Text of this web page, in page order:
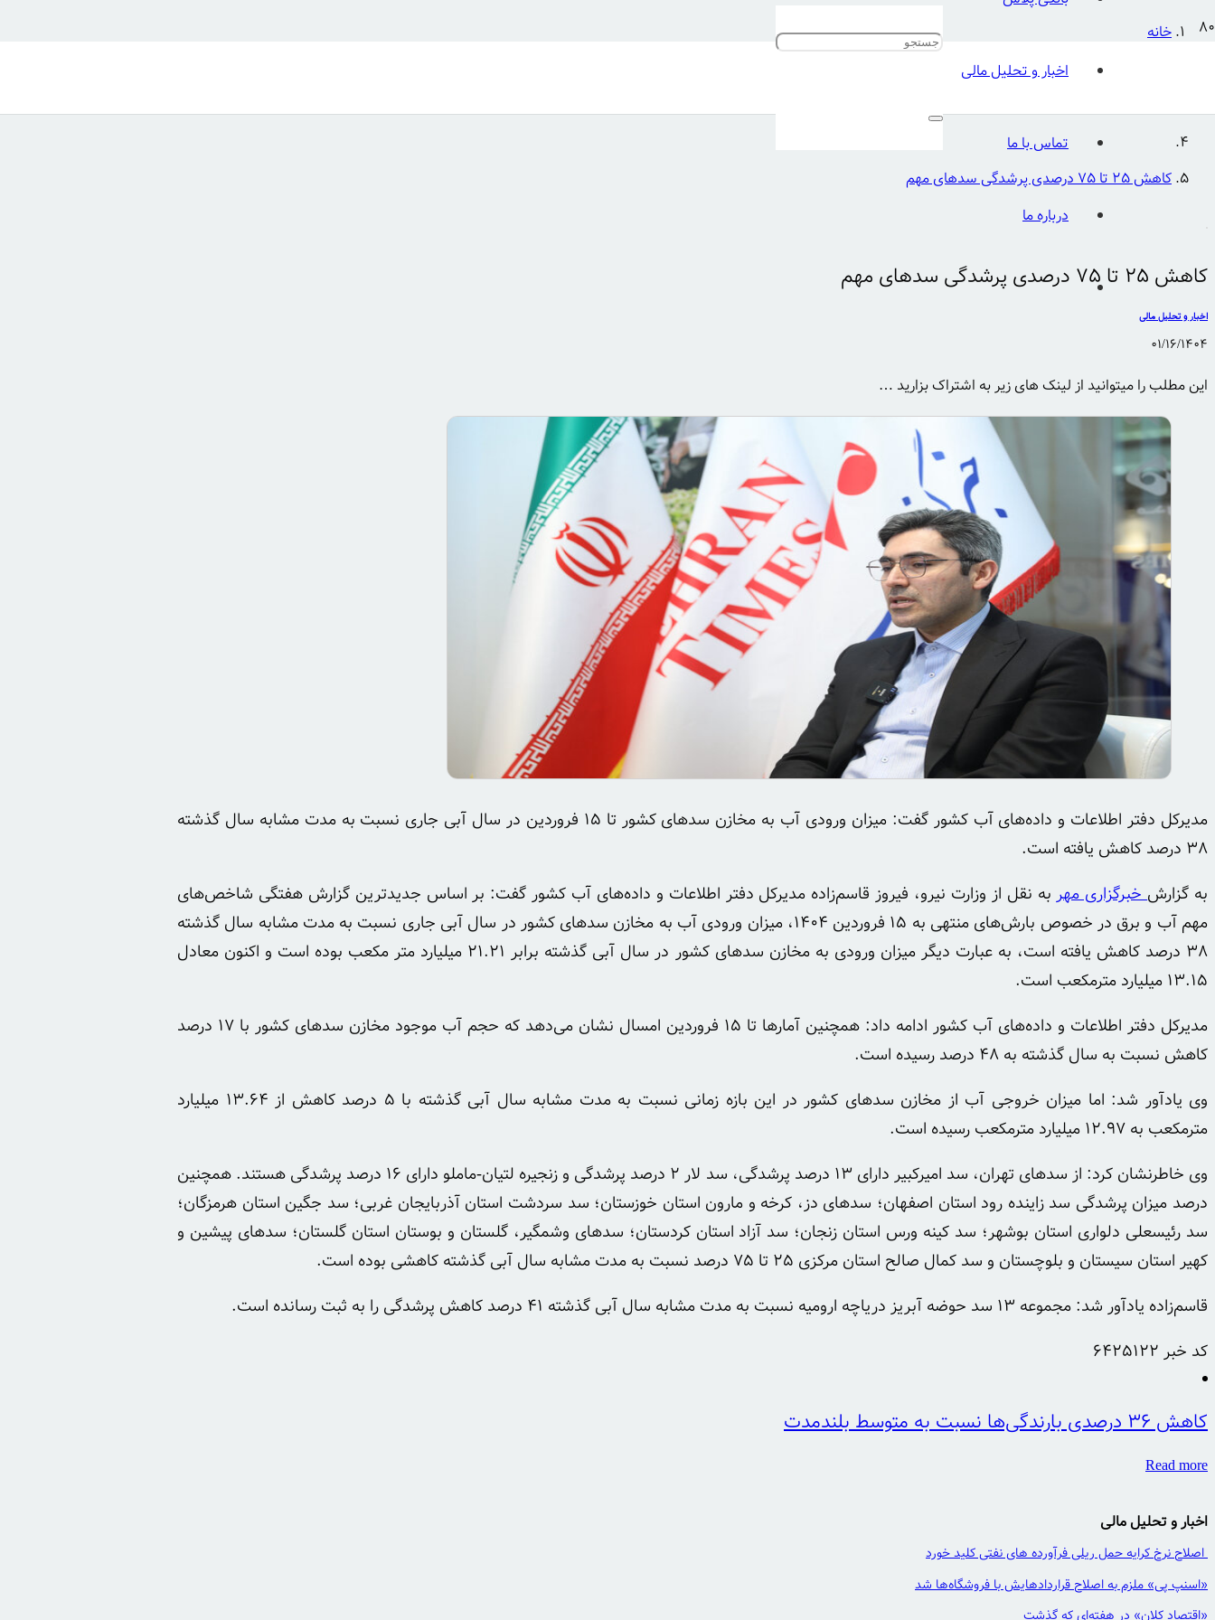
اخبار و تحلیل مالی
تماس با ما
درباره ما
خانه
کاهش ۲۵ تا ۷۵ درصدی پرشدگی سدهای مهم
کاهش ۲۵ تا ۷۵ درصدی پرشدگی سدهای مهم
اخبار و تحلیل مالی
01/16/1404
این مطلب را میتوانید از لینک های زیر به اشتراک بزارید …
مدیرکل دفتر اطلاعات و داده‌های آب کشور گفت: میزان ورودی آب به مخازن سدهای کشور تا ۱۵ فروردین در سال آبی جاری نسبت به مدت مشابه سال گذشته
۳۸ درصد کاهش یافته است.
به گزارشخبرگزاری مهربه نقل از وزارت نیرو، فیروز قاسم‌زاده مدیرکل دفتر اطلاعات و داده‌های آب کشور گفت: بر اساس جدیدترین گزارش هفتگی شاخص‌های
مهم آب و برق در خصوص بارش‌های منتهی به ۱۵ فروردین ۱۴۰۴، میزان ورودی آب به مخازن سدهای کشور در سال آبی جاری نسبت به مدت مشابه سال گذشته
۳۸ درصد کاهش یافته است، به عبارت دیگر میزان ورودی به مخازن سدهای کشور در سال آبی گذشته برابر ۲۱.۲۱ میلیارد متر مکعب بوده است و اکنون معادل
۱۳.۱۵ میلیارد مترمکعب است.
مدیرکل دفتر اطلاعات و داده‌های آب کشور ادامه داد: همچنین آمارها تا ۱۵ فروردین امسال نشان می‌دهد که حجم آب موجود مخازن سدهای کشور با ۱۷ درصد
کاهش نسبت به سال گذشته به ۴۸ درصد رسیده است.
وی یادآور شد: اما میزان خروجی آب از مخازن سدهای کشور در این بازه زمانی نسبت به مدت مشابه سال آبی گذشته با ۵ درصد کاهش از ۱۳.۶۴ میلیارد
مترمکعب به ۱۲.۹۷ میلیارد مترمکعب رسیده است.
وی خاطرنشان کرد: از سدهای تهران، سد امیرکبیر دارای ۱۳ درصد پرشدگی، سد لار ۲ درصد پرشدگی و زنجیره لتیان-ماملو دارای ۱۶ درصد پرشدگی هستند. همچنین
درصد میزان پرشدگی سد زاینده رود استان اصفهان؛ سدهای دز، کرخه و مارون استان خوزستان؛ سد سردشت استان آذربایجان غربی؛ سد جگین استان هرمزگان؛
سد رئیسعلی دلواری استان بوشهر؛ سد کینه ورس استان زنجان؛ سد آزاد استان کردستان؛ سدهای وشمگیر، گلستان و بوستان استان گلستان؛ سدهای پیشین و
کهیر استان سیستان و بلوچستان و سد کمال صالح استان مرکزی ۲۵ تا ۷۵ درصد نسبت به مدت مشابه سال آبی گذشته کاهشی بوده است.
قاسم‌زاده یادآور شد: مجموعه ۱۳ سد حوضه آبریز دریاچه ارومیه نسبت به مدت مشابه سال آبی گذشته ۴۱ درصد کاهش پرشدگی را به ثبت رسانده است.
کد خبر 6425122
کاهش ۳۶ درصدی بارندگی‌ها نسبت به متوسط بلندمدت
Read more
اخبار و تحلیل مالی
اصلاح نرخ کرایه حمل ریلی فرآورده های نفتی کلید خورد
«اسنپ پی» ملزم به اصلاح قراردادهایش با فروشگاه‌ها شد
«اقتصاد کلان» در هفته‌ای که گذشت